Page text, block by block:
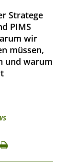
Stratege
PIMS
wir
müssen,
und warum